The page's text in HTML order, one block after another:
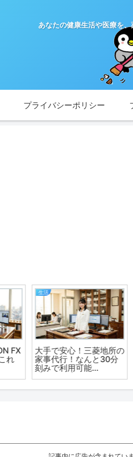
あなたの健康生活や医療を
プライバシーポリシー
リゾートバイト.netは、
ビーグッド株式会社が運
営するリゾートバイト専
門の求人サイトです。
カラス
その特
されて